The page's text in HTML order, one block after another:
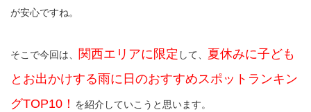
が安心ですね。
そこで今回は、 関西エリアに限定 して、 夏休みに子ども
とお出かけする雨に日のおすすめスポットランキン
グTOP10！ を紹介していこうと思います。